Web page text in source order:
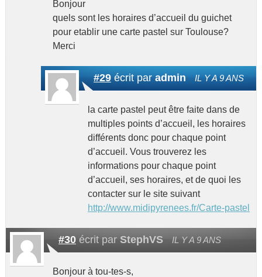
Bonjour
quels sont les horaires d’accueil du guichet
pour etablir une carte pastel sur Toulouse?
Merci
#29écrit paradmin IL Y A 9 ANS
la carte pastel peut être faite dans de
multiples points d’accueil, les horaires
différents donc pour chaque point
d’accueil. Vous trouverez les
informations pour chaque point
d’accueil, ses horaires, et de quoi les
contacter sur le site suivant
http://www.midipyrenees.fr/Carte-pastel
#30écrit par StephVS IL Y A 9 ANS
Bonjour à tou-tes-s,